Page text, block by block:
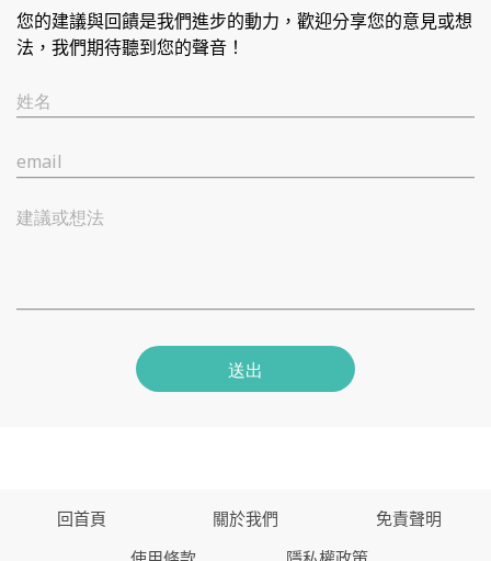
您的建議與回饋是我們進步的動力，歡迎分享您的意見或想
法，我們期待聽到您的聲音！
姓名
email
建議或想法
送出
回首頁 關於我們
免責聲明